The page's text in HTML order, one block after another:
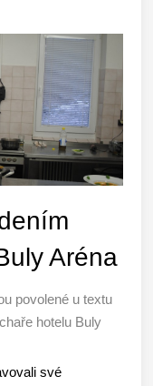
Aréna
povolené u textu
hotelu Buly
své